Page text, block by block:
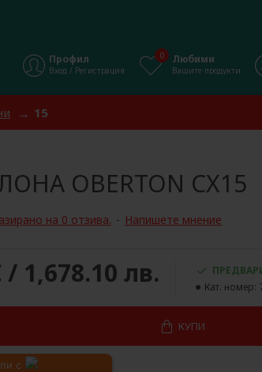
Профил
Вход / Регистрация
Любими
Вашите продукти
0
15
OBERTON CX15
на 0 отзива. - Напишете мнение
/ 1,678.10 лв.
Кат. номер:
КУПИ
с